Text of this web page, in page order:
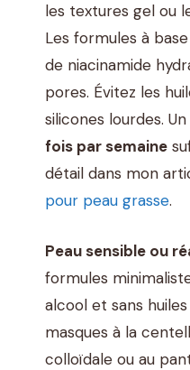
les textures gel ou
Les formules à
de niacinamide
pores. Évitez les
silicones lourdes.
fois par semaine
détail dans mon
pour peau grasse.
Peau sensible ou
formules
alcool et sans
masques à la
colloïdale ou au